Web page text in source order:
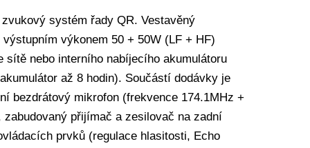
zvukový systém řady QR. Vestavěný
výkonem 50 + 50W (LF + HF)
sítě nebo interního nabíjecího akumulátoru
až 8 hodin). Součástí dodávky je
bezdrátový mikrofon (frekvence 174.1MHz +
zabudovaný přijímač a zesilovač na zadní
prvků (regulace hlasitosti, Echo